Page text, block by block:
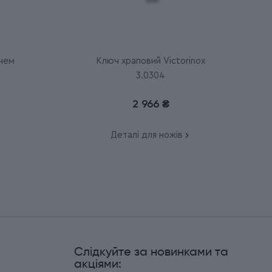
Ключ храповий Victorinox
3.0304
2 966 ₴
Деталі для ножів
Слідкуйте за новинками та
акціями: